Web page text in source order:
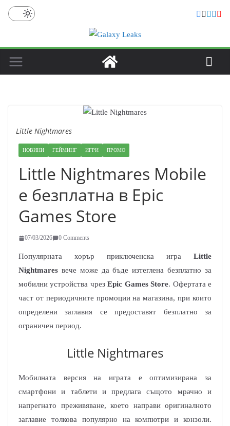
Skip
Little Nightmares
НОВИНИ ГЕЙМИНГ ИГРИ ПРОМО
Little Nightmares Mobile
е безплатна в Epic
Games Store
07/03/2026 0 Comments
Популярната хорър приключенска игра Little
Nightmares вече може да бъде изтеглена безплатно за
мобилни устройства чрезEpic Games Store. Офертата е
част от периодичните промоции на магазина, при които
определени заглавия се предоставят безплатно за
ограничен период.
Little Nightmares
Мобилната версия на играта е оптимизирана за
смартфони и таблети и предлага същото мрачно и
напрегнато преживяване, което направи оригиналното
заглавие толкова популярно на компютри и конзоли.